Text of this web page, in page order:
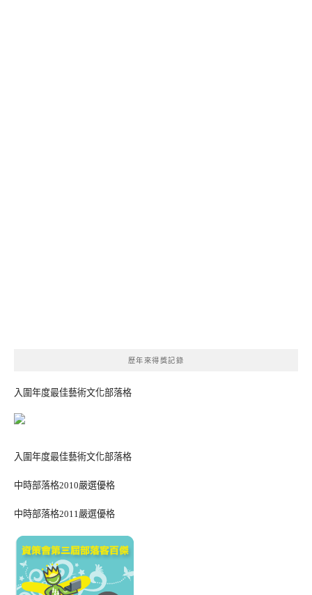
歷年來得獎記錄
入圍年度最佳藝術文化部落格
入圍年度最佳藝術文化部落格
中時部落格2010嚴選優格
中時部落格2011嚴選優格